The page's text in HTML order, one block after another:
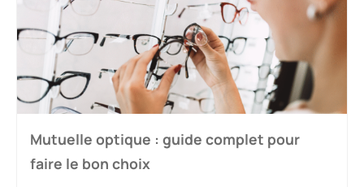
Mutuelle optique : guide complet pour
faire le bon choix